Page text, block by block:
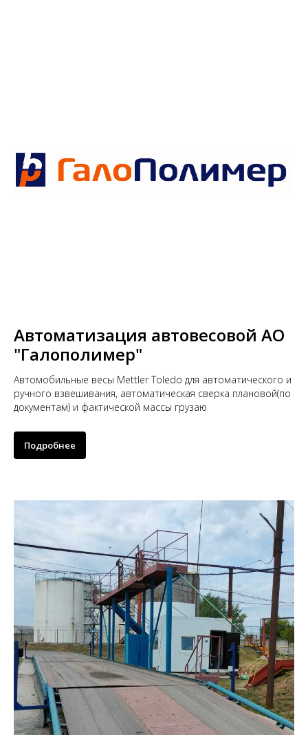
Автоматизация автовесовой АО
"Галополимер"
Автомобильные весы Mettler Toledo для автоматического и
ручного взвешивания, автоматическая сверка плановой(по
документам) и фактической массы грузаю
Подробнее